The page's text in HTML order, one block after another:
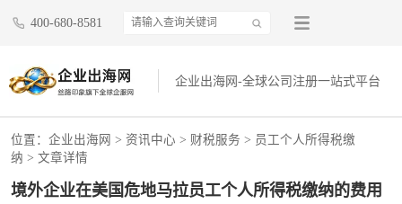
400-680-8581
企业出海网-全球公司注册一站式平台
位置： 企业出海网 > 资讯中心 > 财税服务 > 员工个人所得税缴
纳 > 文章详情
境外企业在美国危地马拉员工个人所得税缴纳的费用